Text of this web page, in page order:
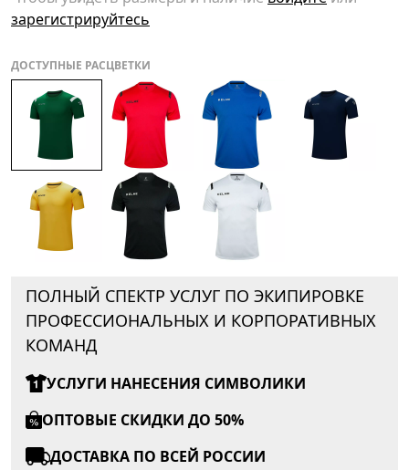
зарегистрируйтесь
ДОСТУПНЫЕ РАСЦВЕТКИ
ПОЛНЫЙ СПЕКТР УСЛУГ ПО ЭКИПИРОВКЕ
ПРОФЕССИОНАЛЬНЫХ И КОРПОРАТИВНЫХ
КОМАНД
УСЛУГИ НАНЕСЕНИЯ СИМВОЛИКИ
ОПТОВЫЕ СКИДКИ ДО 50%
ДОСТАВКА ПО ВСЕЙ РОССИИ